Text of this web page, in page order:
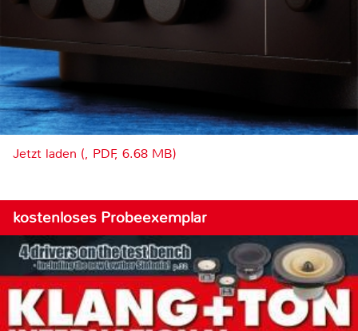
Jetzt laden (, PDF, 6.68 MB)
kostenloses Probeexemplar